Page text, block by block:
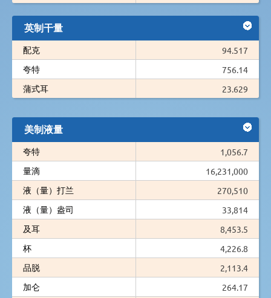
英制干量
配克
94.517
夸特
756.14
蒲式耳
23.629
美制液量
夸特
1,056.7
量滴
16,231,000
液（量）打兰
270,510
液（量）盎司
33,814
及耳
8,453.5
杯
4,226.8
品脱
2,113.4
加仑
264.17